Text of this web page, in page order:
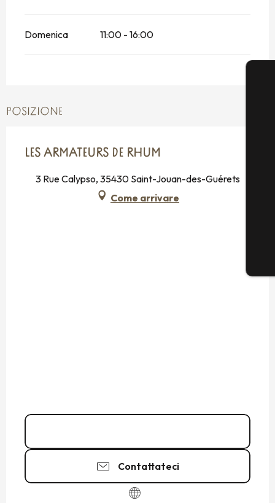
Domenica 11:00 - 16:00
POSIZIONE
LES ARMATEURS DE RHUM
3 Rue Calypso, 35430 Saint-Jouan-des-Guérets
Come arrivare
Contattateci